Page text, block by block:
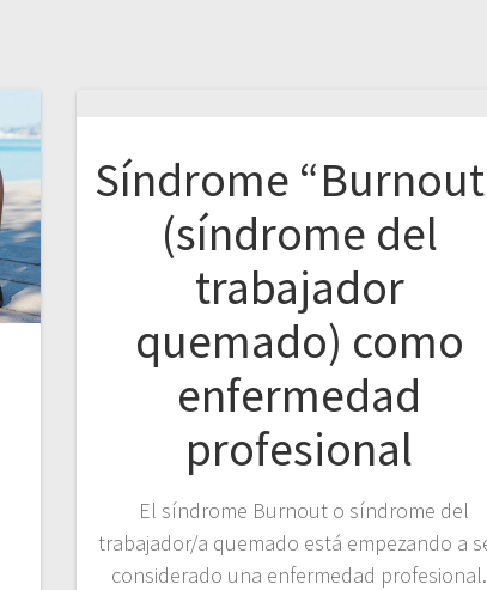
Síndrome
(síndrome del
trabajador
quemado) como
enfermedad
profesional
El síndrome Burnout o síndrome del
trabajador/a quemado está empezando a
considerado una enfermedad profesional.